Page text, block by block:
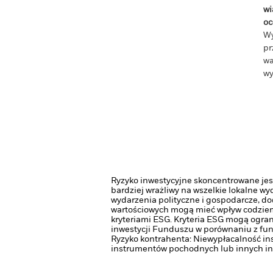
Ryzyko inwestycyjne skoncentrowane
bardziej wrażliwy na wszelkie lokalne
wydarzenia polityczne i gospodarcze,
wartościowych mogą mieć wpływ
kryteriami ESG. Kryteria ESG mogą
inwestycji Funduszu w porównaniu z
Ryzyko kontrahenta: Niewypłacalność
instrumentów pochodnych lub innych